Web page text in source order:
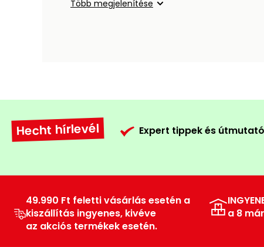
Több megjelenítése
Hecht hírlevél Expert tippek és
49.990 Ft feletti vásárlás esetén a
kiszállítás ingyenes, kivéve
az akciós termékek esetén.
a 8